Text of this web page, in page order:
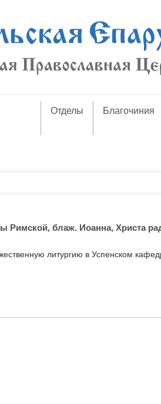
Отделы Благочиния
Римской, блаж. Иоанна, Христа
литургию в Успенском